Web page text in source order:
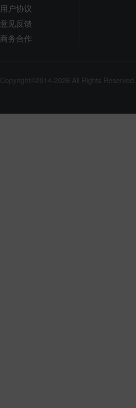
用户协议
意见反馈
商务合作
Copyright©2014-2026 All Rights Reserved.